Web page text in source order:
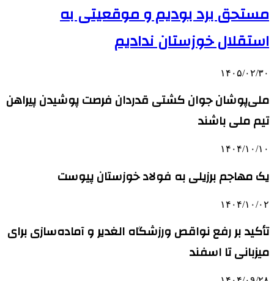
مستحق برد بودیم و موقعیتی به
استقلال خوزستان ندادیم
۱۴۰۵/۰۲/۳۰
ملی‌پوشان جوان کشتی قدردان فرصت پوشیدن پیراهن
تیم ملی باشند
۱۴۰۴/۱۰/۱۰
یک مهاجم برزیلی به فولاد خوزستان پیوست
۱۴۰۴/۱۰/۰۲
تأکید بر رفع نواقص ورزشگاه الغدیر و آماده‌سازی برای
میزبانی تا اسفند